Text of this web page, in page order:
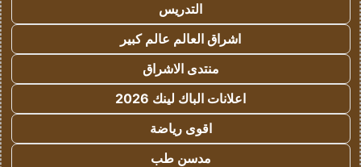
التدريس
اشراق العالم عالم كبير
منتدى الاشراق
اعلانات الباك لينك 2026
اقوى رياضة
مدسن طب